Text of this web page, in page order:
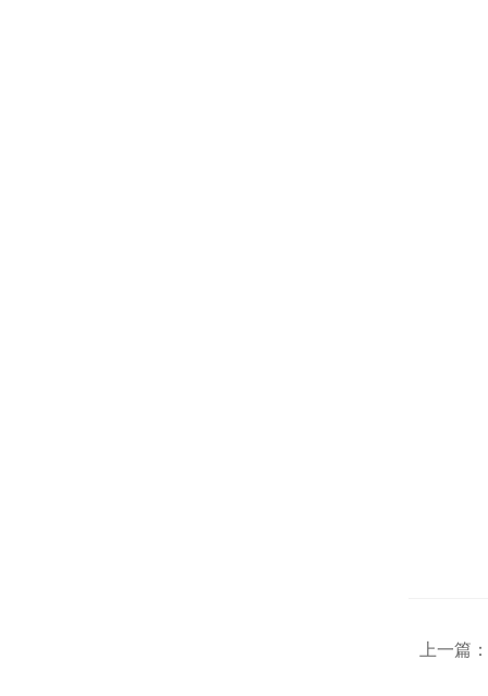
上一篇：